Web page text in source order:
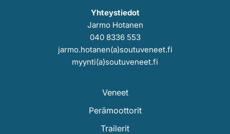
Yhteystiedot
Jarmo Hotanen
040 8336 553
jarmo.hotanen(a)soutuveneet.fi
myynti(a)soutuveneet.fi
Veneet
Perämoottorit
Trailerit